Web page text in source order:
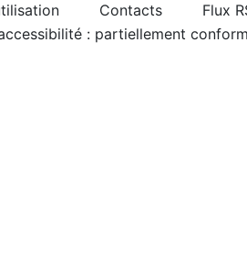
Contacts
Flux
: partiellement